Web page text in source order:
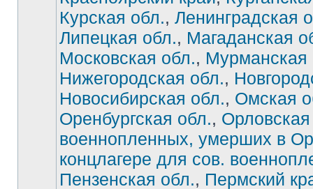
Нет
непрочитанных
сообщений
Курская обл., Ленинградская
Липецкая обл., Магаданская
Московская обл., Мурманская
Нижегородская обл.,
Новосибирская обл., Омская
Оренбургская обл.,
военнопленных, умерших в
концлагере для сов.
Пензенская обл., Пермский